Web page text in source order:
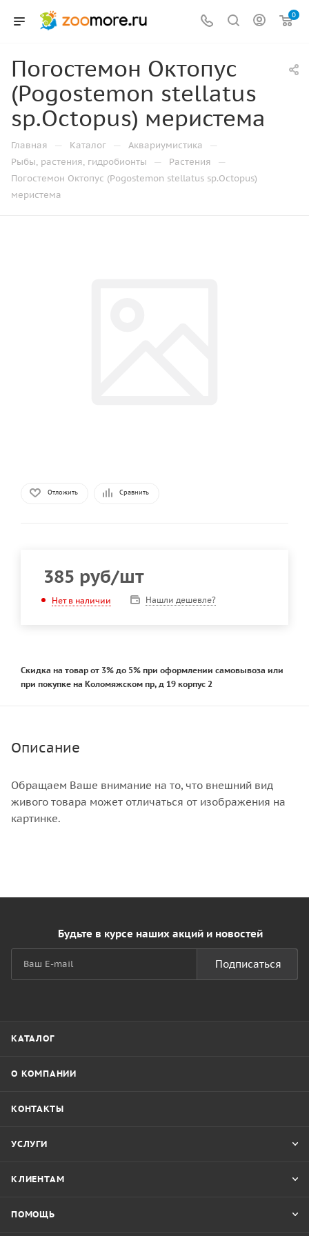
0
Погостемон Октопус
(Pogostemon stellatus
sp.Octopus) меристема
Главная — Каталог — Аквариумистика —
Рыбы, растения, гидробионты — Растения —
Погостемон Октопус (Pogostemon stellatus sp.Octopus)
меристема
Отложить Сравнить
385 руб/шт
Нет в наличии Нашли дешевле?
Скидка на товар от 3% до 5% при оформлении самовывоза или
при покупке на Коломяжском пр, д 19 корпус 2
Описание
Обращаем Ваше внимание на то, что внешний вид
живого товара может отличаться от изображения на
картинке.
Будьте в курсе наших акций и новостей
Подписаться
КАТАЛОГ
О КОМПАНИИ
КОНТАКТЫ
УСЛУГИ
КЛИЕНТАМ
ПОМОЩЬ